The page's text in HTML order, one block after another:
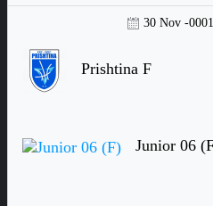
30 Nov -0001
Prishtina F
Junior 06